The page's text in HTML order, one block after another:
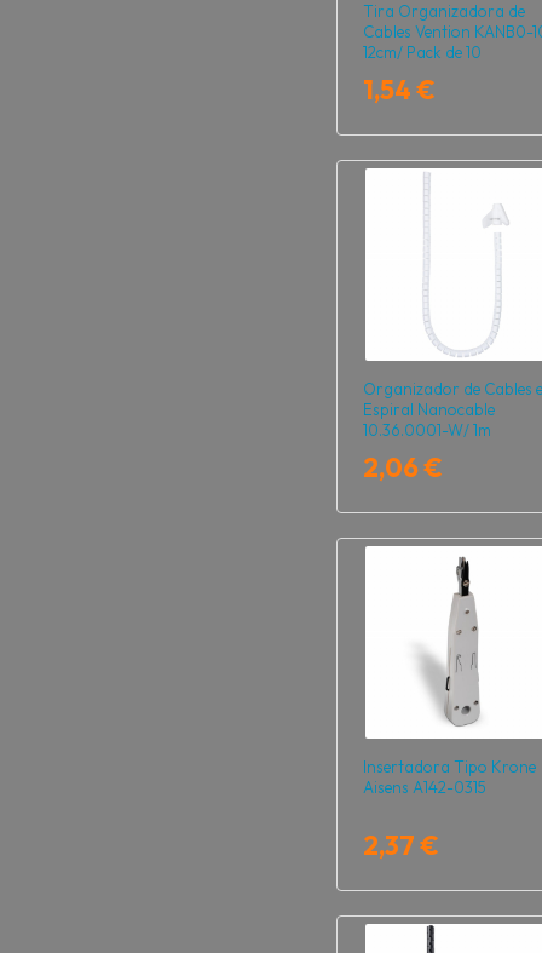
Tira Organizadora de
Cables Vention KANB0-
12cm/ Pack de 10
1,54 €
Organizador de Cables
Espiral Nanocable
10.36.0001-W/ 1m
2,06 €
Insertadora Tipo Krone
Aisens A142-0315
2,37 €